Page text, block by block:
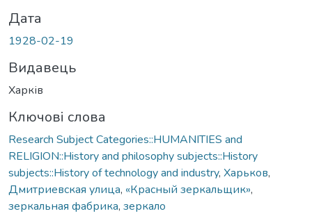
Дата
1928-02-19
Видавець
Харків
Ключові слова
Research Subject Categories::HUMANITIES and
RELIGION::History and philosophy subjects::History
subjects::History of technology and industry, Харьков,
Дмитриевская улица, «Красный зеркальщик»,
зеркальная фабрика, зеркало